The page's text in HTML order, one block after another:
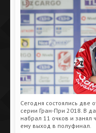
Сегодня состоялись две
серии Гран-При 2018. В
набрал 11 очков и занял
ему выход в полуфинал.